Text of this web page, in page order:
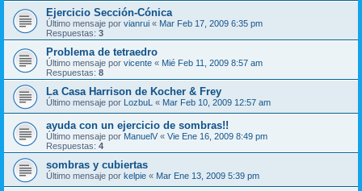
Ejercicio Sección-Cónica
Último mensaje por vianrui « Mar Feb 17, 2009 6:35 pm
Respuestas: 3
Problema de tetraedro
Último mensaje por vicente « Mié Feb 11, 2009 8:57 am
Respuestas: 8
La Casa Harrison de Kocher & Frey
Último mensaje por LozbuL « Mar Feb 10, 2009 12:57 am
ayuda con un ejercicio de sombras!!
Último mensaje por ManuelV « Vie Ene 16, 2009 8:49 pm
Respuestas: 4
sombras y cubiertas
Último mensaje por kelpie « Mar Ene 13, 2009 5:39 pm